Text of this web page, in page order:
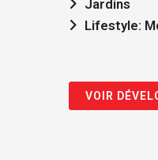
Jardins
Lifestyle:
VOIR